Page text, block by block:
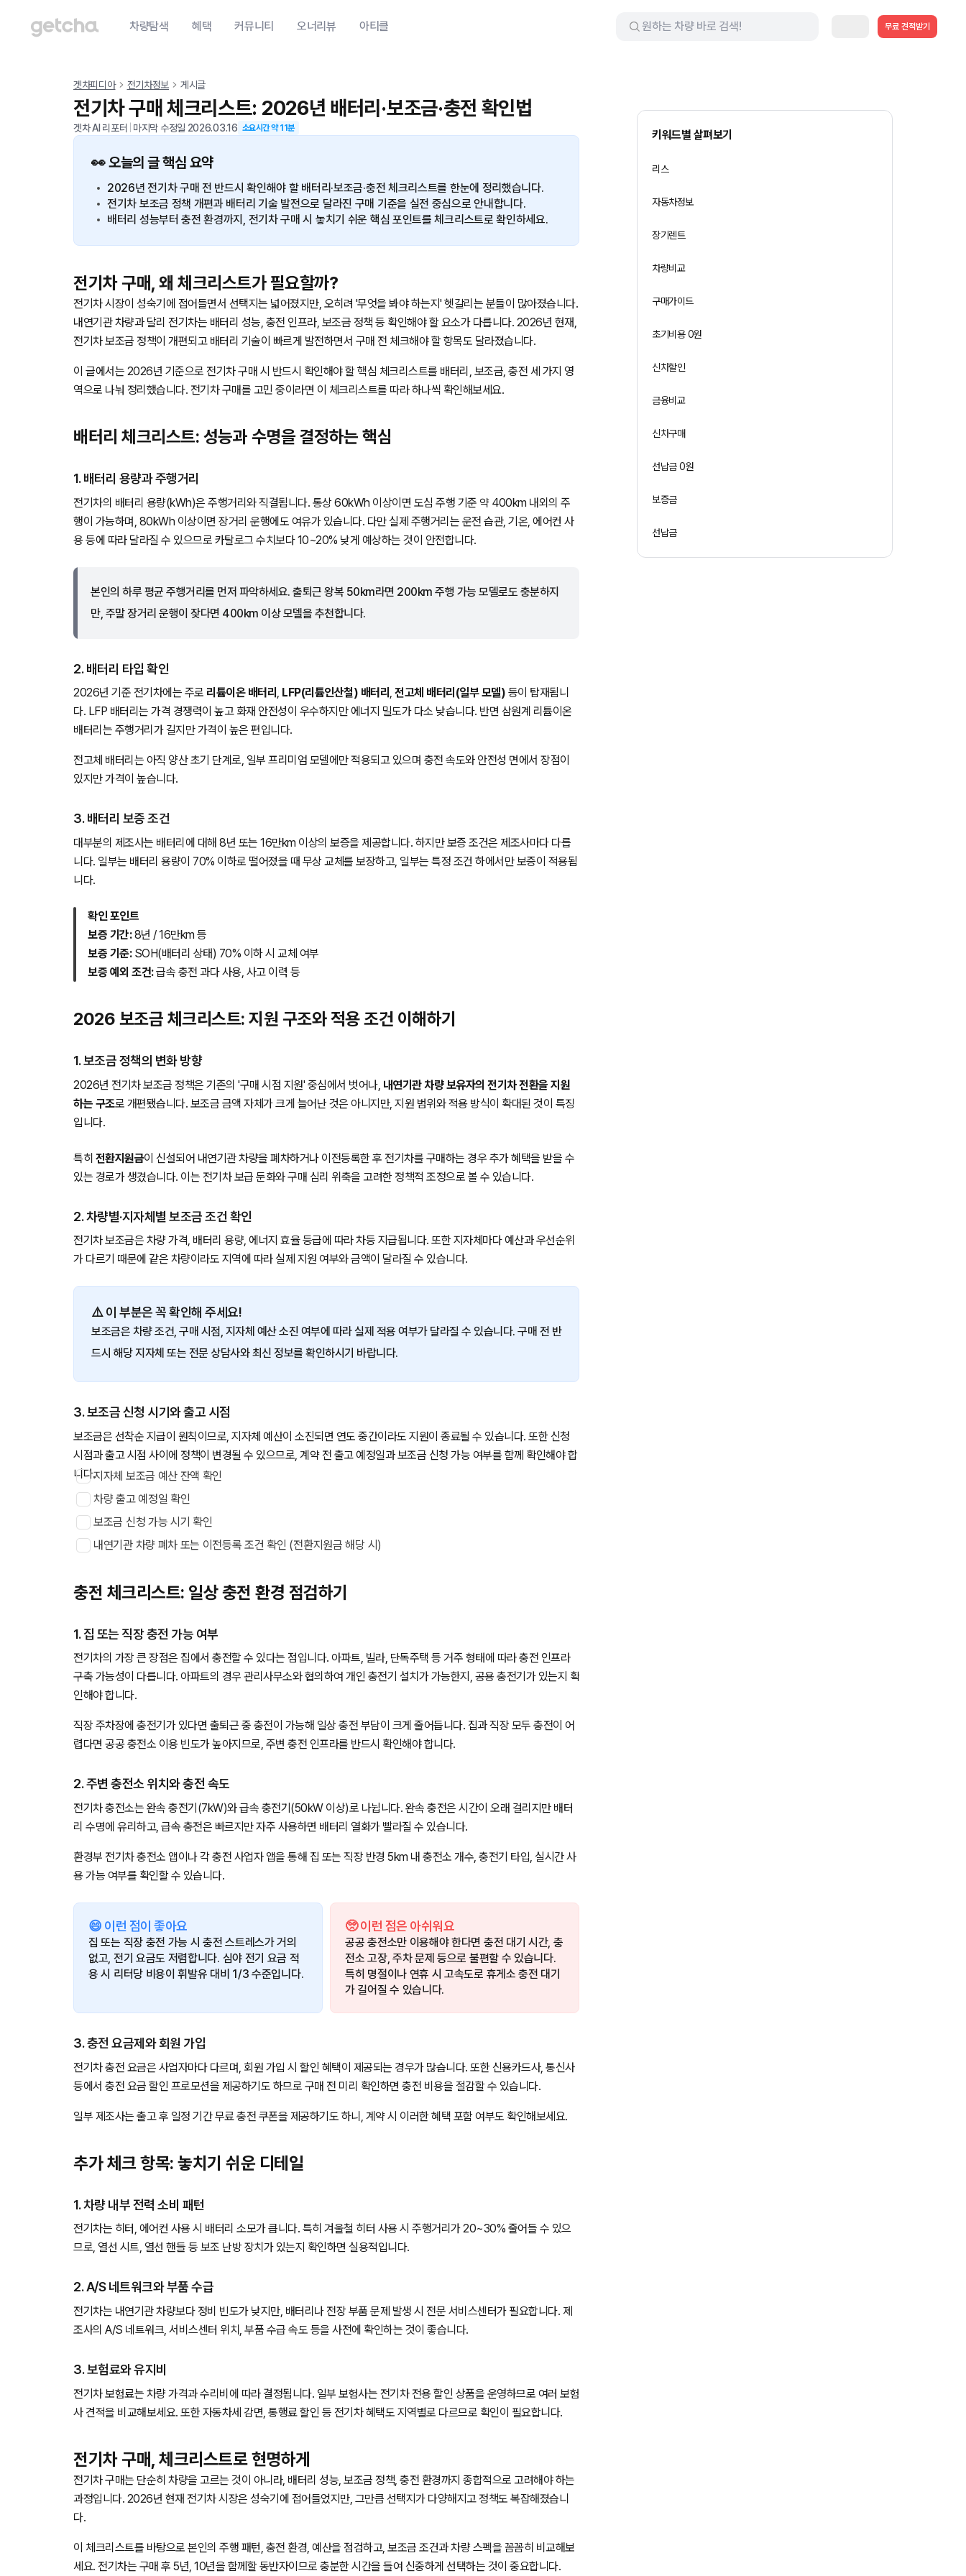
차량탐색 혜택 커뮤니티 오너리뷰 아티클 무료 견적받기
겟차피디아 전기차정보 게시글
전기차 구매 체크리스트: 2026년 배터리·보조금·충전 확인법
겟차 AI 리포터 마지막 수정일 2026.03.16 소요시간 약11분
👀 오늘의 글 핵심 요약
2026년 전기차 구매 전 반드시 확인해야 할 배터리·보조금·충전 체크리스트를 한눈에 정리했습니다.
전기차 보조금 정책 개편과 배터리 기술 발전으로 달라진 구매 기준을 실전 중심으로 안내합니다.
배터리 성능부터 충전 환경까지, 전기차 구매 시 놓치기 쉬운 핵심 포인트를 체크리스트로 확인하세요.
전기차 구매, 왜 체크리스트가 필요할까?
전기차 시장이 성숙기에 접어들면서 선택지는 넓어졌지만, 오히려 '무엇을 봐야 하는지' 헷갈리는 분들이 많아졌습니다.
내연기관 차량과 달리 전기차는 배터리 성능, 충전 인프라, 보조금 정책 등 확인해야 할 요소가 다릅니다. 2026년 현재,
전기차 보조금 정책이 개편되고 배터리 기술이 빠르게 발전하면서 구매 전 체크해야 할 항목도 달라졌습니다.
이 글에서는 2026년 기준으로 전기차 구매 시 반드시 확인해야 할 핵심 체크리스트를 배터리, 보조금, 충전 세 가지 영
역으로 나눠 정리했습니다. 전기차 구매를 고민 중이라면 이 체크리스트를 따라 하나씩 확인해보세요.
배터리 체크리스트: 성능과 수명을 결정하는 핵심
1. 배터리 용량과 주행거리
전기차의 배터리 용량(kWh)은 주행거리와 직결됩니다. 통상 60kWh 이상이면 도심 주행 기준 약 400km 내외의 주
행이 가능하며, 80kWh 이상이면 장거리 운행에도 여유가 있습니다. 다만 실제 주행거리는 운전 습관, 기온, 에어컨 사
용 등에 따라 달라질 수 있으므로 카탈로그 수치보다 10~20% 낮게 예상하는 것이 안전합니다.
본인의 하루 평균 주행거리를 먼저 파악하세요. 출퇴근 왕복 50km라면 200km 주행 가능 모델로도 충분하지
만, 주말 장거리 운행이 잦다면 400km 이상 모델을 추천합니다.
2. 배터리 타입 확인
2026년 기준 전기차에는 주로 리튬이온 배터리 , LFP(리튬인산철) 배터리 , 전고체 배터리(일부 모델) 등이 탑재됩니
다. LFP 배터리는 가격 경쟁력이 높고 화재 안전성이 우수하지만 에너지 밀도가 다소 낮습니다. 반면 삼원계 리튬이온
배터리는 주행거리가 길지만 가격이 높은 편입니다.
전고체 배터리는 아직 양산 초기 단계로, 일부 프리미엄 모델에만 적용되고 있으며 충전 속도와 안전성 면에서 장점이
있지만 가격이 높습니다.
3. 배터리 보증 조건
대부분의 제조사는 배터리에 대해 8년 또는 16만km 이상의 보증을 제공합니다. 하지만 보증 조건은 제조사마다 다릅
니다. 일부는 배터리 용량이 70% 이하로 떨어졌을 때 무상 교체를 보장하고, 일부는 특정 조건 하에서만 보증이 적용됩
니다.
확인 포인트
보증 기간:8년 / 16만km 등
보증 기준:SOH(배터리 상태) 70% 이하 시 교체 여부
보증 예외 조건:급속 충전 과다 사용, 사고 이력 등
2026 보조금 체크리스트: 지원 구조와 적용 조건 이해하기
1. 보조금 정책의 변화 방향
2026년 전기차 보조금 정책은 기존의 '구매 시점 지원' 중심에서 벗어나, 내연기관 차량 보유자의 전기차 전환을 지원
하는 구조로 개편됐습니다. 보조금 금액 자체가 크게 늘어난 것은 아니지만, 지원 범위와 적용 방식이 확대된 것이 특징
입니다.
특히 전환지원금이 신설되어 내연기관 차량을 폐차하거나 이전등록한 후 전기차를 구매하는 경우 추가 혜택을 받을 수
있는 경로가 생겼습니다. 이는 전기차 보급 둔화와 구매 심리 위축을 고려한 정책적 조정으로 볼 수 있습니다.
2. 차량별·지자체별 보조금 조건 확인
전기차 보조금은 차량 가격, 배터리 용량, 에너지 효율 등급에 따라 차등 지급됩니다. 또한 지자체마다 예산과 우선순위
가 다르기 때문에 같은 차량이라도 지역에 따라 실제 지원 여부와 금액이 달라질 수 있습니다.
⚠️ 이 부분은 꼭 확인해 주세요!
보조금은 차량 조건, 구매 시점, 지자체 예산 소진 여부에 따라 실제 적용 여부가 달라질 수 있습니다. 구매 전 반
드시 해당 지자체 또는 전문 상담사와 최신 정보를 확인하시기 바랍니다.
3. 보조금 신청 시기와 출고 시점
보조금은 선착순 지급이 원칙이므로, 지자체 예산이 소진되면 연도 중간이라도 지원이 종료될 수 있습니다. 또한 신청
시점과 출고 시점 사이에 정책이 변경될 수 있으므로, 계약 전 출고 예정일과 보조금 신청 가능 여부를 함께 확인해야 합
니다.지자체 보조금 예산 잔액 확인
차량 출고 예정일 확인
보조금 신청 가능 시기 확인
내연기관 차량 폐차 또는 이전등록 조건 확인 (전환지원금 해당 시)
충전 체크리스트: 일상 충전 환경 점검하기
1. 집 또는 직장 충전 가능 여부
전기차의 가장 큰 장점은 집에서 충전할 수 있다는 점입니다. 아파트, 빌라, 단독주택 등 거주 형태에 따라 충전 인프라
구축 가능성이 다릅니다. 아파트의 경우 관리사무소와 협의하여 개인 충전기 설치가 가능한지, 공용 충전기가 있는지 확
인해야 합니다.
직장 주차장에 충전기가 있다면 출퇴근 중 충전이 가능해 일상 충전 부담이 크게 줄어듭니다. 집과 직장 모두 충전이 어
렵다면 공공 충전소 이용 빈도가 높아지므로, 주변 충전 인프라를 반드시 확인해야 합니다.
2. 주변 충전소 위치와 충전 속도
전기차 충전소는 완속 충전기(7kW)와 급속 충전기(50kW 이상)로 나뉩니다. 완속 충전은 시간이 오래 걸리지만 배터
리 수명에 유리하고, 급속 충전은 빠르지만 자주 사용하면 배터리 열화가 빨라질 수 있습니다.
환경부 전기차 충전소 앱이나 각 충전 사업자 앱을 통해 집 또는 직장 반경 5km 내 충전소 개수, 충전기 타입, 실시간 사
용 가능 여부를 확인할 수 있습니다.
😄 이런 점이 좋아요
집 또는 직장 충전 가능 시 충전 스트레스가 거의
없고, 전기 요금도 저렴합니다. 심야 전기 요금 적
용 시 리터당 비용이 휘발유 대비 1/3 수준입니다.
🥺 이런 점은 아쉬워요
공공 충전소만 이용해야 한다면 충전 대기 시간, 충
전소 고장, 주차 문제 등으로 불편할 수 있습니다.
특히 명절이나 연휴 시 고속도로 휴게소 충전 대기
가 길어질 수 있습니다.
3. 충전 요금제와 회원 가입
전기차 충전 요금은 사업자마다 다르며, 회원 가입 시 할인 혜택이 제공되는 경우가 많습니다. 또한 신용카드사, 통신사
등에서 충전 요금 할인 프로모션을 제공하기도 하므로 구매 전 미리 확인하면 충전 비용을 절감할 수 있습니다.
일부 제조사는 출고 후 일정 기간 무료 충전 쿠폰을 제공하기도 하니, 계약 시 이러한 혜택 포함 여부도 확인해보세요.
추가 체크 항목: 놓치기 쉬운 디테일
1. 차량 내부 전력 소비 패턴
전기차는 히터, 에어컨 사용 시 배터리 소모가 큽니다. 특히 겨울철 히터 사용 시 주행거리가 20~30% 줄어들 수 있으
므로, 열선 시트, 열선 핸들 등 보조 난방 장치가 있는지 확인하면 실용적입니다.
2. A/S 네트워크와 부품 수급
전기차는 내연기관 차량보다 정비 빈도가 낮지만, 배터리나 전장 부품 문제 발생 시 전문 서비스센터가 필요합니다. 제
조사의 A/S 네트워크, 서비스센터 위치, 부품 수급 속도 등을 사전에 확인하는 것이 좋습니다.
3. 보험료와 유지비
전기차 보험료는 차량 가격과 수리비에 따라 결정됩니다. 일부 보험사는 전기차 전용 할인 상품을 운영하므로 여러 보험
사 견적을 비교해보세요. 또한 자동차세 감면, 통행료 할인 등 전기차 혜택도 지역별로 다르므로 확인이 필요합니다.
전기차 구매, 체크리스트로 현명하게
전기차 구매는 단순히 차량을 고르는 것이 아니라, 배터리 성능, 보조금 정책, 충전 환경까지 종합적으로 고려해야 하는
과정입니다. 2026년 현재 전기차 시장은 성숙기에 접어들었지만, 그만큼 선택지가 다양해지고 정책도 복잡해졌습니
다.
이 체크리스트를 바탕으로 본인의 주행 패턴, 충전 환경, 예산을 점검하고, 보조금 조건과 차량 스펙을 꼼꼼히 비교해보
세요. 전기차는 구매 후 5년, 10년을 함께할 동반자이므로 충분한 시간을 들여 신중하게 선택하는 것이 중요합니다.
키워드별 살펴보기
리스
자동차정보
장기렌트
차량비교
구매가이드
초기비용 0원
신차할인
금융비교
신차구매
선납금 0원
보증금
선납금